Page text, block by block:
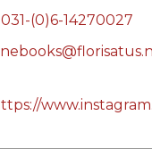
(0)6-14270027